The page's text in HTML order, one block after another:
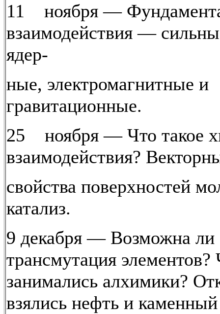
11 ноября —
взаимодействия —
ядер-
ные, электромагнитные и
гравитационные.
25 ноября — Что такое
взаимодействия?
свойства поверхностей
катализ.
9 декабря — Возможна ли
трансмутация элементов?
занимались алхимики?
взялись нефть и каменный